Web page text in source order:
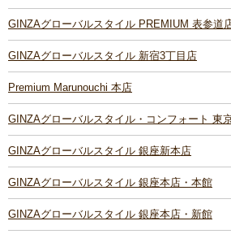
GINZAグローバルスタイル PREMIUM 表参道
GINZAグローバルスタイル 新宿3丁目店
Premium Marunouchi 本店
GINZAグローバルスタイル・コンフォート 東
GINZAグローバルスタイル 銀座新本店
GINZAグローバルスタイル 銀座本店・本館
GINZAグローバルスタイル 銀座本店・新館